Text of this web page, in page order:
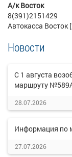
А/к Восток
8(391)2151429
Автокасса Восток
Новости
С 1 августа
маршруту
28.07.2026
Информация по
27.07.2026